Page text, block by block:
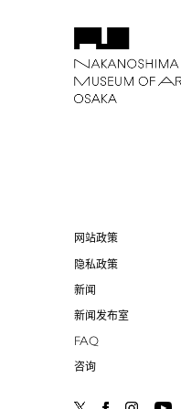
网站政策
隐私政策
新闻
新闻发布室
FAQ
咨询